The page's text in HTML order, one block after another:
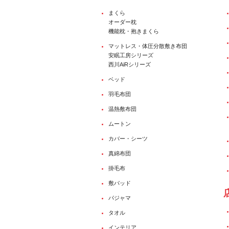
まくら
オーダー枕
機能枕・抱きまくら
マットレス・体圧分散敷き布団
安眠工房シリーズ
西川AiRシリーズ
ベッド
羽毛布団
温熱敷布団
ムートン
カバー・シーツ
真綿布団
掛毛布
敷パッド
パジャマ
タオル
インテリア